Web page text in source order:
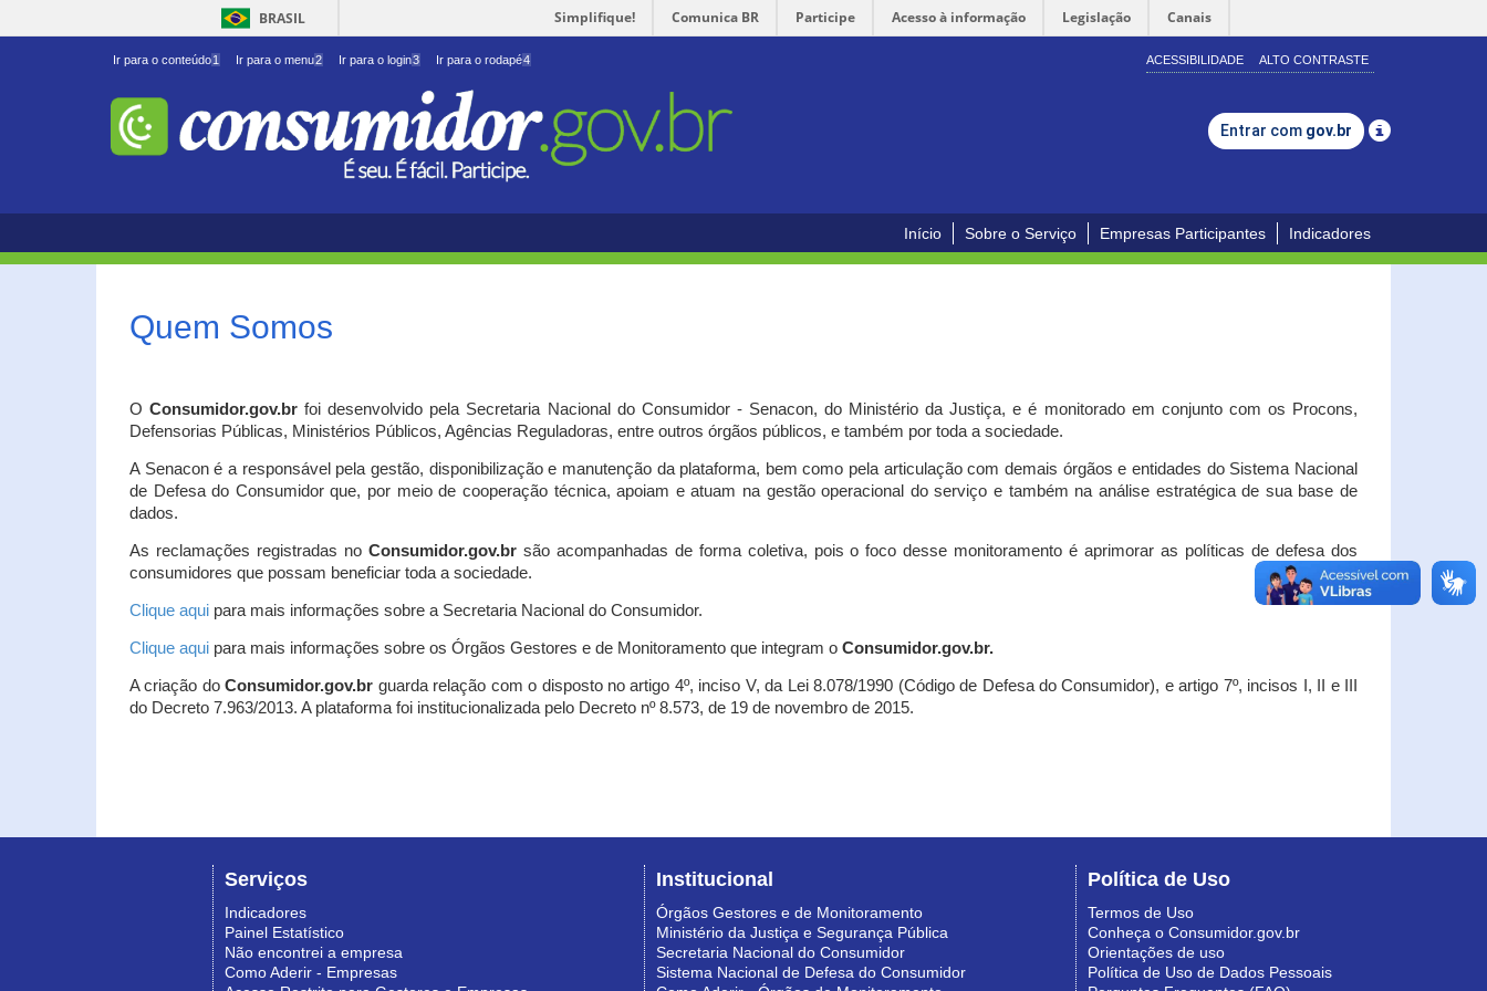
BRASIL Simplifique! Comunica BR Participe Acesso à informação Legislação Canais
Ir para o conteúdo1 Ir para o menu2 Ir para o login3 Ir para o rodapé4 ACESSIBILIDADE ALTO CONTRASTE
Entrar com gov.br
Início Sobre o Serviço Empresas Participantes Indicadores
Quem Somos
OConsumidor.gov.br foi desenvolvido pela Secretaria Nacional do Consumidor - Senacon, do Ministério da Justiça, e é monitorado em conjunto com os Procons,
Defensorias Públicas, Ministérios Públicos, Agências Reguladoras, entre outros órgãos públicos, e também por toda a sociedade.
A Senacon é a responsável pela gestão, disponibilização e manutenção da plataforma, bem como pela articulação com demais órgãos e entidades do Sistema Nacional
de Defesa do Consumidor que, por meio de cooperação técnica, apoiam e atuam na gestão operacional do serviço e também na análise estratégica de sua base de
dados.
As reclamações registradas no Consumidor.gov.brsão acompanhadas de forma coletiva, pois o foco desse monitoramento é aprimorar as políticas de defesa dos
consumidores que possam beneficiar toda a sociedade.
Clique aqui para mais informações sobre a Secretaria Nacional do Consumidor.
Clique aqui para mais informações sobre os Órgãos Gestores e de Monitoramento que integram o Consumidor.gov.br.
A criação doConsumidor.gov.br guarda relação com o disposto no artigo 4º, inciso V, da Lei 8.078/1990 (Código de Defesa do Consumidor), e artigo 7º, incisos I, II e III
do Decreto 7.963/2013. A plataforma foi institucionalizada pelo Decreto nº 8.573, de 19 de novembro de 2015.
Serviços
Indicadores
Painel Estatístico
Não encontrei a empresa
Como Aderir - Empresas
Institucional
Órgãos Gestores e de Monitoramento
Ministério da Justiça e Segurança Pública
Secretaria Nacional do Consumidor
Sistema Nacional de Defesa do Consumidor
Política de Uso
Termos de Uso
Conheça o Consumidor.gov.br
Orientações de uso
Política de Uso de Dados Pessoais